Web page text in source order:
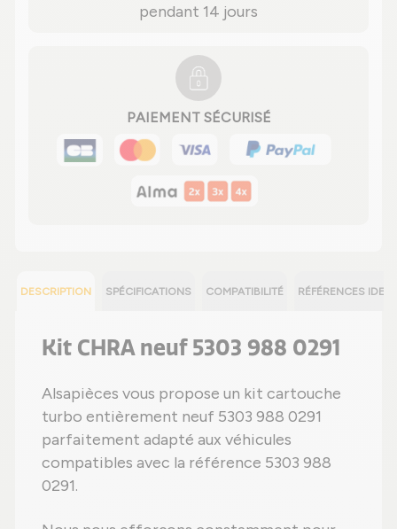
pendant 14 jours
PAIEMENT SÉCURISÉ
DESCRIPTION SPÉCIFICATIONS COMPATIBILITÉ RÉFÉRENCES
Kit CHRA neuf 5303 988 0291
Alsapièces vous propose un kit cartouche
turbo entièrement neuf 5303 988 0291
parfaitement adapté aux véhicules
compatibles avec la référence 5303 988
0291.